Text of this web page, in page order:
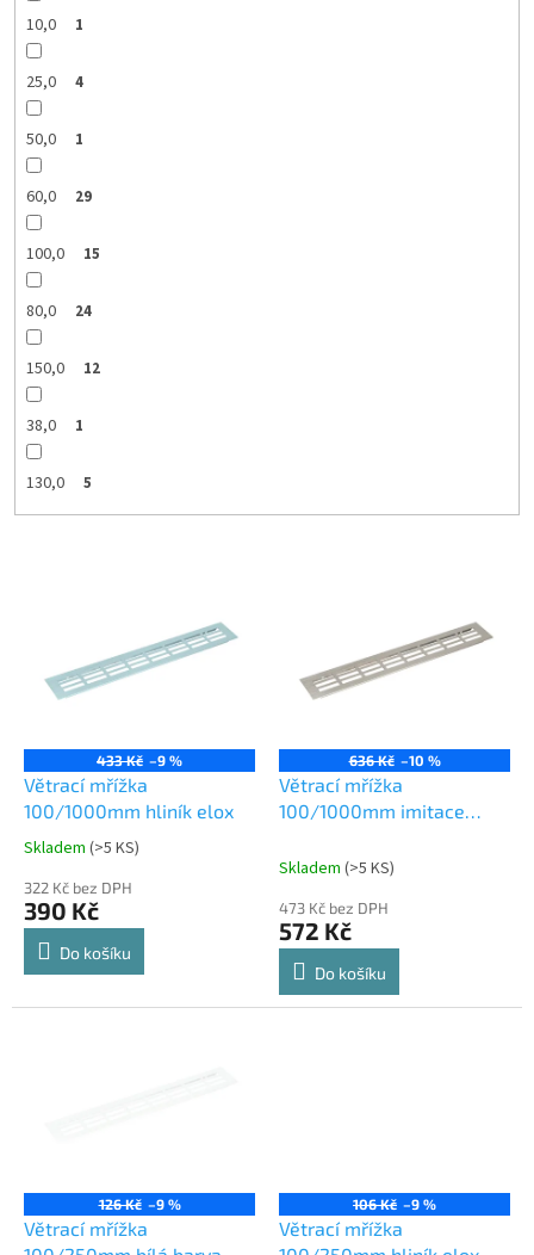
10,0 1
25,0 4
50,0 1
60,0 29
100,0 15
80,0 24
150,0 12
38,0 1
130,0 5
433 Kč –9 %
Větrací mřížka
100/1000mm hliník elox
Průměrné
produktu
je
5,0
hvězdiček.
Skladem (>5 KS)
322 Kč bez DPH
390 Kč
Do košíku
636 Kč –10 %
Větrací mřížka
100/1000mm imitace
Skladem (>5 KS)
473 Kč bez DPH
572 Kč
Do košíku
126 Kč –9 %
Větrací mřížka
106 Kč –9 %
Větrací mřížka